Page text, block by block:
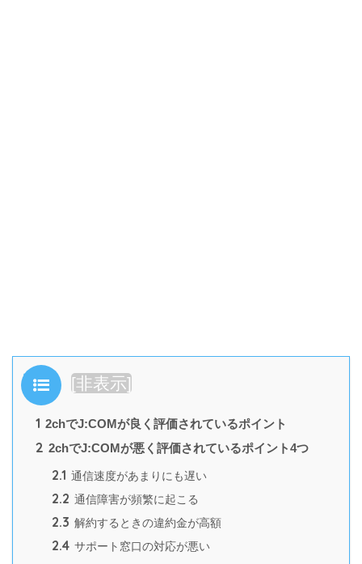
目次 [非表示]
1 2chでJ:COMが良く評価されているポイント
2 2chでJ:COMが悪く評価されているポイント4つ
2.1 通信速度があまりにも遅い
2.2 通信障害が頻繁に起こる
2.3 解約するときの違約金が高額
2.4 サポート窓口の対応が悪い